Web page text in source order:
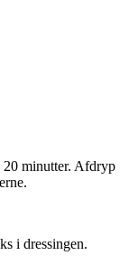
minutter. Afdryp
i dressingen.